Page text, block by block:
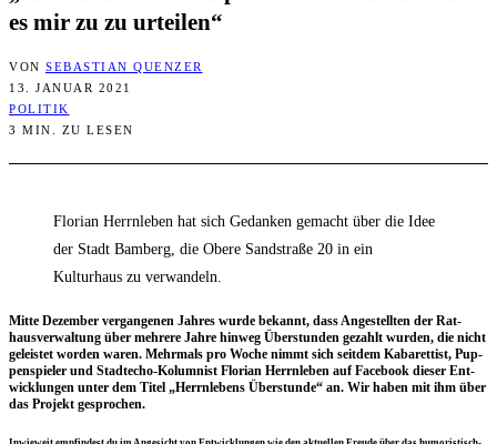
es mir zu zu urteilen“
VON SEBASTIAN QUENZER
13. JANUAR 2021
POLITIK
3 MIN. ZU LESEN
Florian Herrnleben hat sich Gedanken gemacht über die Idee
der Stadt Bamberg, die Obere Sandstraße 20 in ein
Kulturhaus zu verwandeln.
Mit­te Dezem­ber ver­gan­ge­nen Jah­res wur­de bekannt, dass Ange­stell­ten der Rat­
haus­ver­wal­tung über meh­re­re Jah­re hin­weg Über­stun­den gezahlt wur­den, die nicht
geleis­tet wor­den waren. Mehr­mals pro Woche nimmt sich seit­dem Kaba­ret­tist, Pup­
pen­spie­ler und Stadt­echo-Kolum­nist Flo­ri­an Herrn­le­ben auf Face­book die­ser Ent­
wick­lun­gen unter dem Titel „Herrn­le­bens Über­stun­de“ an. Wir haben mit ihm über
das Pro­jekt gesprochen.